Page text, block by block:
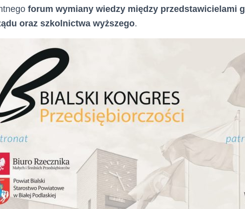
forum wymiany wiedzy między przedstawicielami
oraz szkolnictwa wyższego.